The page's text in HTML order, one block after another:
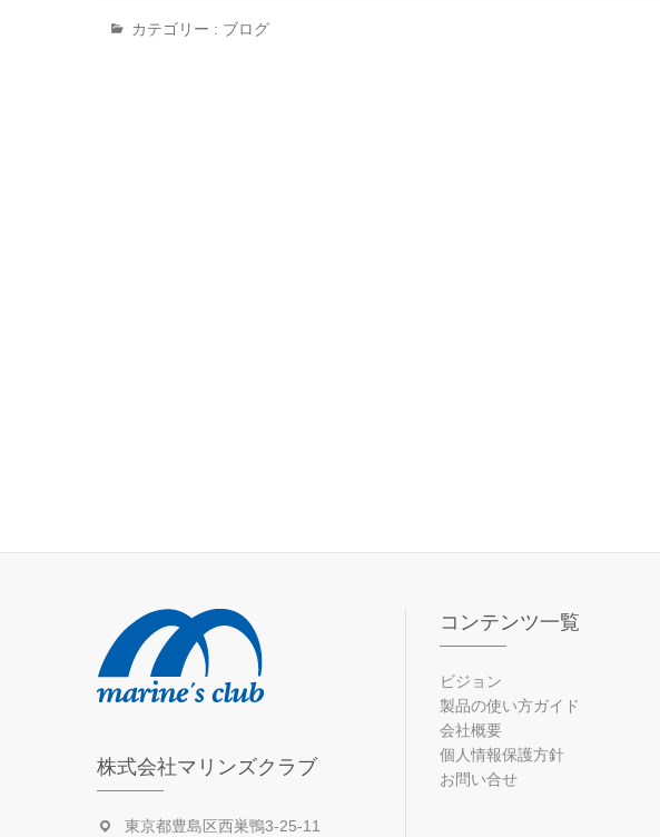
カテゴリー : ブログ
株式会社マリンズクラブ
東京都豊島区西巣鴨3-25-11
コンテンツ一覧
ビジョン
製品の使い方ガイド
会社概要
個人情報保護方針
お問い合せ